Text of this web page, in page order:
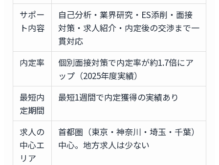
サポー
ト内容
自己分析・業界研究・ES添削・面接
対策・求人紹介・内定後の交渉まで一
貫対応
内定率
個別面接対策で内定率が約1.7倍にア
ップ（2025年度実績）
最短内
定期間
最短1週間で内定獲得の実績あり
求人の
中心エ
リア
首都圏（東京・神奈川・埼玉・千葉）
中心。地方求人は少ない